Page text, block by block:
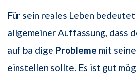
Für sein reales Leben bedeutet
allgemeiner Auffassung, dass
auf baldige Probleme mit
einstellen sollte. Es ist gut